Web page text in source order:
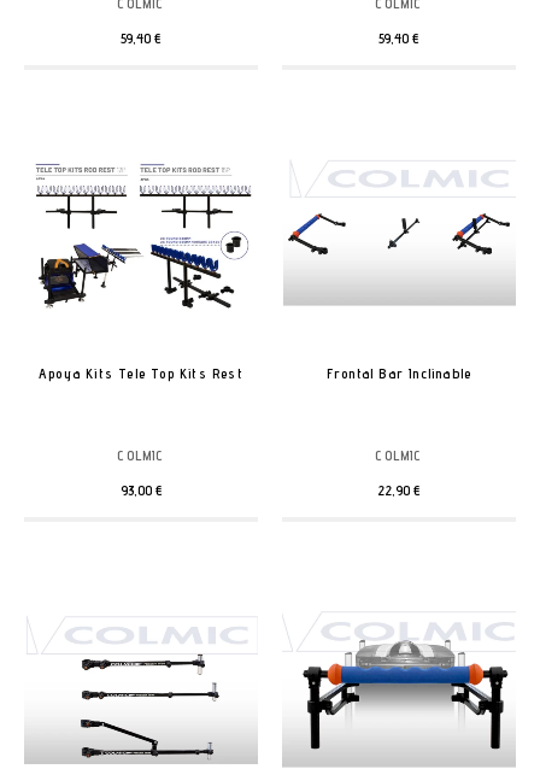
59,40 €
59,40 €
Apoya Kits Tele Top Kits Rest
COLMIC
93,00 €
Frontal Bar Inclinable
COLMIC
22,90 €